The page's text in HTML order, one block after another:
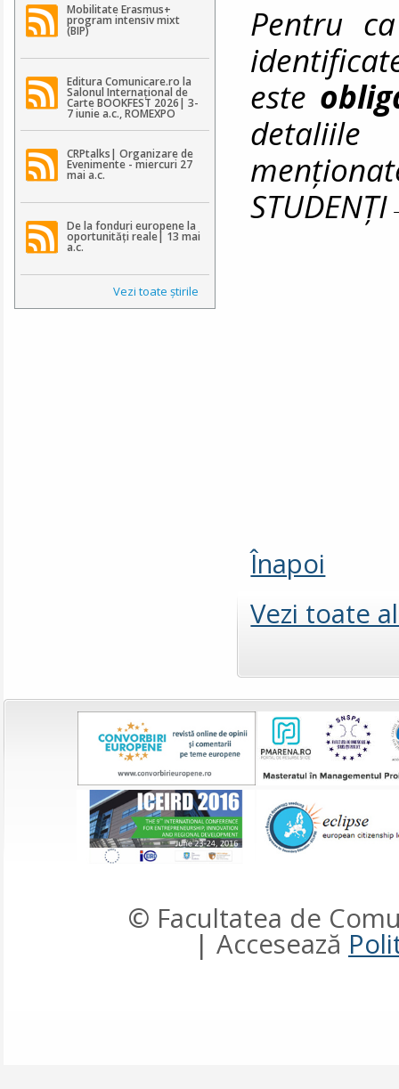
Mobilitate Erasmus+
program intensiv mixt
(BIP)
Editura Comunicare.ro la
Salonul Internațional de
Carte BOOKFEST 2026| 3-
7 iunie a.c., ROMEXPO
CRPtalks| Organizare de
Evenimente - miercuri 27
mai a.c.
De la fonduri europene la
oportunități reale| 13 mai
a.c.
Vezi toate ştirile
Pentru
este
Înapoi
Vezi toate
© Facultatea de
| Accesează